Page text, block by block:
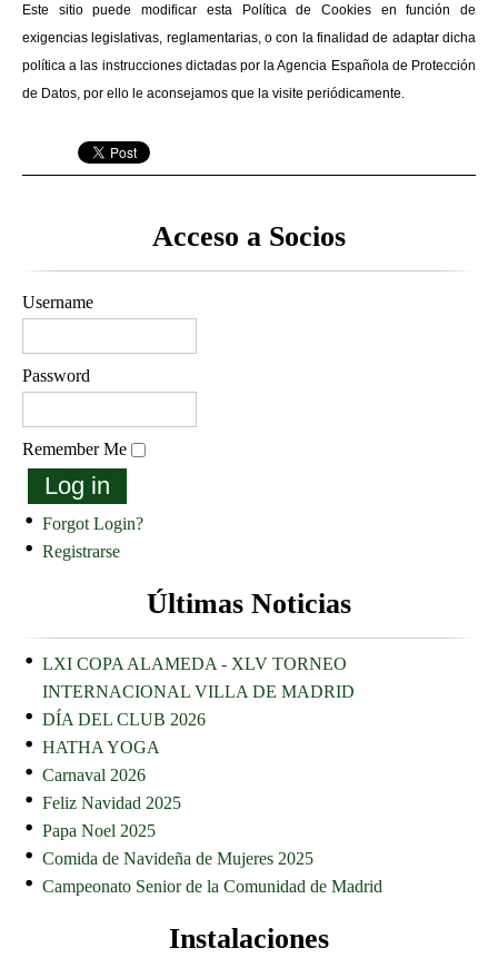
Este sitio puede modificar esta Política de Cookies en función de
exigencias legislativas, reglamentarias, o con la finalidad de adaptar dicha
política a las instrucciones dictadas por la Agencia Española de Protección
de Datos, por ello le aconsejamos que la visite periódicamente.
Acceso a Socios
Username
Password
Remember Me
Log in
Forgot Login?
Registrarse
Últimas Noticias
LXI COPA ALAMEDA - XLV TORNEO
INTERNACIONAL VILLA DE MADRID
DÍA DEL CLUB 2026
HATHA YOGA
Carnaval 2026
Feliz Navidad 2025
Papa Noel 2025
Comida de Navideña de Mujeres 2025
Campeonato Senior de la Comunidad de Madrid
Instalaciones